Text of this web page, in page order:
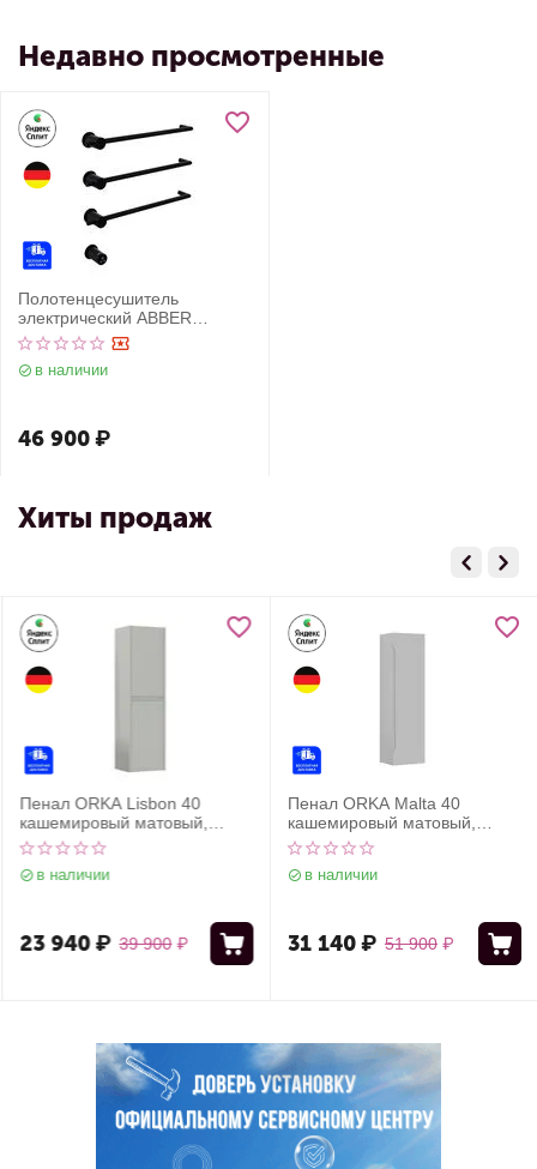
Недавно просмотренные
Полотенцесушитель
электрический ABBER
Charme AH4003MB черный
матовый
в наличии
46 900₽
Хиты продаж
Пенал ORKA Lisbon 40
кашемировый матовый,
универсальный
в наличии
39 900 ₽
23 940 ₽
Пенал ORKA Malta 40
кашемировый матовый,
универсальный
в наличии
51 900 ₽
31 140 ₽